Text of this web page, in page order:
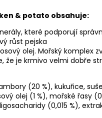
& potato obsahuje:
které podporují
růst pejska
olej. Mořský komplex
že je krmivo velmi dobře
(20 %), kukuřice,
olej (1 %), mořské
(0,015 %),